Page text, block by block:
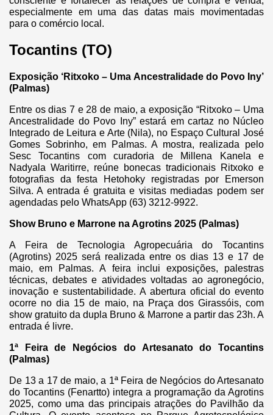
especialmente em uma das datas mais movimentadas
para o comércio local.
Tocantins (TO)
Exposição ‘Ritxoko – Uma Ancestralidade do Povo Iny’
(Palmas)
Entre os dias 7 e 28 de maio, a exposição “Ritxoko – Uma
Ancestralidade do Povo Iny” estará em cartaz no Núcleo
Integrado de Leitura e Arte (Nila), no Espaço Cultural José
Gomes Sobrinho, em Palmas. A mostra, realizada pelo
Sesc Tocantins com curadoria de Millena Kanela e
Nadyala Waritirre, reúne bonecas tradicionais Ritxoko e
fotografias da festa Hetohoky registradas por Emerson
Silva. A entrada é gratuita e visitas mediadas podem ser
agendadas pelo WhatsApp (63) 3212-9922.
Show Bruno e Marrone na Agrotins 2025 (Palmas)
A Feira de Tecnologia Agropecuária do Tocantins
(Agrotins) 2025 será realizada entre os dias 13 e 17 de
maio, em Palmas. A feira inclui exposições, palestras
técnicas, debates e atividades voltadas ao agronegócio,
inovação e sustentabilidade. A abertura oficial do evento
ocorre no dia 15 de maio, na Praça dos Girassóis, com
show gratuito da dupla Bruno & Marrone a partir das 23h. A
entrada é livre.
1ª Feira de Negócios do Artesanato do Tocantins
(Palmas)
De 13 a 17 de maio, a 1ª Feira de Negócios do Artesanato
do Tocantins (Fenartto) integra a programação da Agrotins
2025, como uma das principais atrações do Pavilhão da